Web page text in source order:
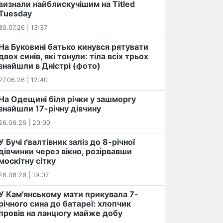
найблискучішим на Titled
| 13:37
Буковині батько кинувся рятувати
синів, які тонули: тіла всіх трьох
в Дністрі (фото)
| 12:40
Одещині біля річки у зашморгу
17-річну дівчину
| 20:00
Бучі ґвалтівник заліз до 8-річної
через вікно, розірвавши
сітку
| 19:07
Кам'янському мати прикувала 7-
сина до батареї: хлопчик
на ланцюгу майже добу